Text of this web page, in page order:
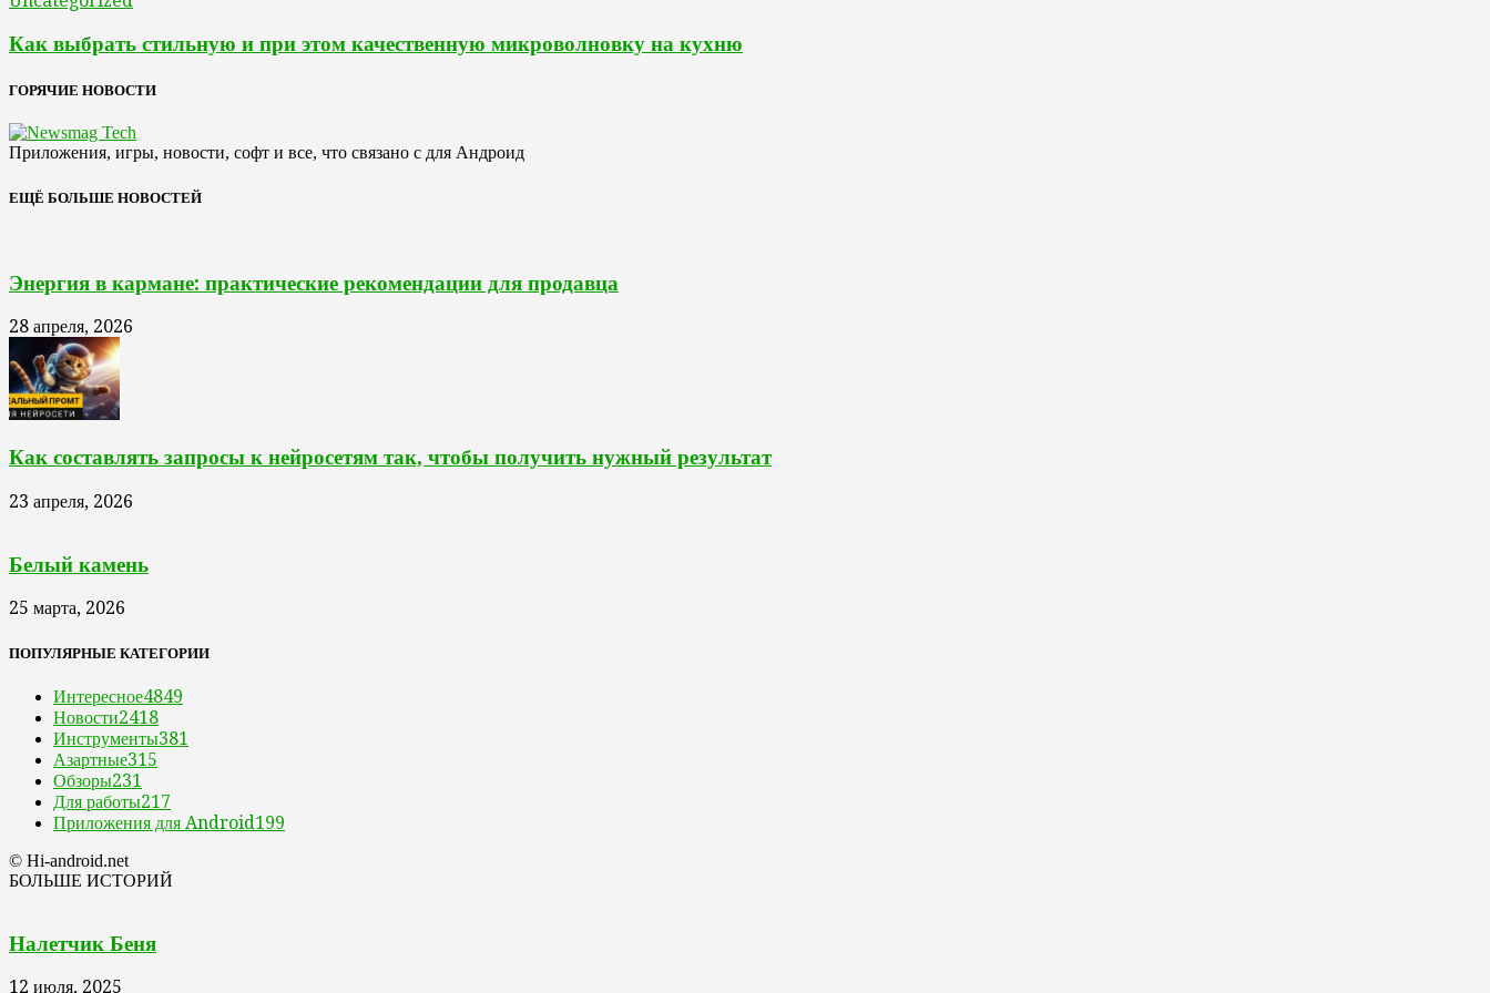
Как выбрать стильную и при этом качественную микроволновку на кухню
ГОРЯЧИЕ НОВОСТИ
Приложения, игры, новости, софт и все, что связано с для Андроид
ЕЩЁ БОЛЬШЕ НОВОСТЕЙ
Энергия в кармане: практические рекомендации для продавца
28 апреля, 2026
Как составлять запросы к нейросетям так, чтобы получить нужный результат
23 апреля, 2026
Белый камень
25 марта, 2026
ПОПУЛЯРНЫЕ КАТЕГОРИИ
Интересное4849
Новости2418
Инструменты381
Азартные315
Обзоры231
Для работы217
Приложения для Android199
© Hi-android.net
БОЛЬШЕ ИСТОРИЙ
Налетчик Беня
12 июля, 2025